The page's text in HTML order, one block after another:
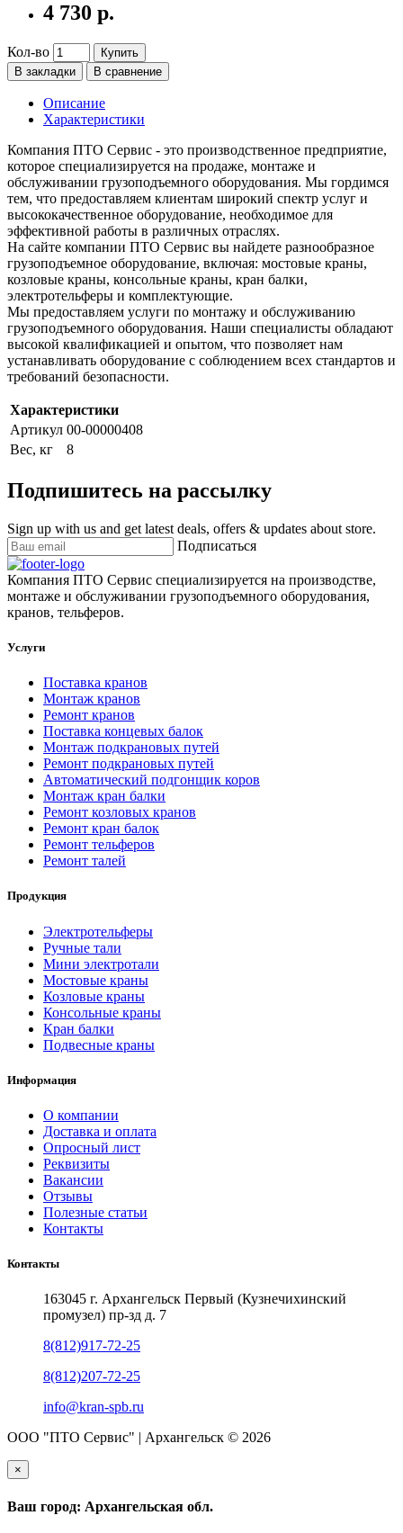
4 730 р.
Кол-во
Купить
В закладки
В сравнение
Описание
Характеристики
Компания ПТО Сервис - это производственное предприятие,
которое специализируется на продаже, монтаже и
обслуживании грузоподъемного оборудования. Мы гордимся
тем, что предоставляем клиентам широкий спектр услуг и
высококачественное оборудование, необходимое для
эффективной работы в различных отраслях.
На сайте компании ПТО Сервис вы найдете разнообразное
грузоподъемное оборудование, включая: мостовые краны,
козловые краны, консольные краны, кран балки,
электротельферы и комплектующие.
Мы предоставляем услуги по монтажу и обслуживанию
грузоподъемного оборудования. Наши специалисты обладают
высокой квалификацией и опытом, что позволяет нам
устанавливать оборудование с соблюдением всех стандартов и
требований безопасности.
Характеристики
Артикул 00-00000408
Вес, кг
8
Подпишитесь на рассылку
Sign up with us and get latest deals, offers & updates about store.
Подписаться
Компания ПТО Сервис специализируется на производстве,
монтаже и обслуживании грузоподъемного оборудования,
кранов, тельферов.
Услуги
Поставка кранов
Монтаж кранов
Ремонт кранов
Поставка концевых балок
Монтаж подкрановых путей
Ремонт подкрановых путей
Автоматический подгонщик коров
Монтаж кран балки
Ремонт козловых кранов
Ремонт кран балок
Ремонт тельферов
Ремонт талей
Продукция
Электротельферы
Ручные тали
Мини электротали
Мостовые краны
Козловые краны
Консольные краны
Кран балки
Подвесные краны
Информация
О компании
Доставка и оплата
Опросный лист
Реквизиты
Вакансии
Отзывы
Полезные статьи
Контакты
Контакты
163045 г. Архангельск Первый (Кузнечихинский
промузел) пр-зд д. 7
8(812)917-72-25
8(812)207-72-25
info@kran-spb.ru
ООО "ПТО Сервис" | Архангельск © 2026
×
Ваш город: Архангельская обл.